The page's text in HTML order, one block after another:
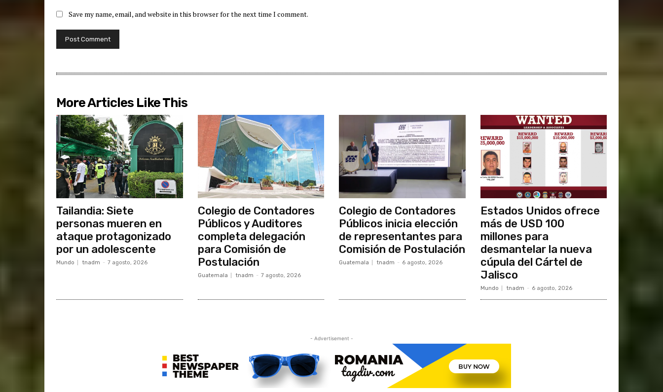
Save my name, email, and website in this browser for the next time I comment.
More Articles Like This
Tailandia: Siete
personas mueren en
ataque protagonizado
por un adolescente
Mundo tnadm - 7 agosto, 2026
Colegio de Contadores
Públicos y Auditores
completa delegación
para Comisión de
Postulación
Guatemala tnadm - 7 agosto, 2026
Colegio de Contadores
Públicos inicia elección
de representantes para
Comisión de Postulación
Guatemala tnadm - 6 agosto, 2026
Estados Unidos ofrece
más de USD 100
millones para
desmantelar la nueva
cúpula del Cártel de
Jalisco
Mundo tnadm - 6 agosto, 2026
- Advertisement -